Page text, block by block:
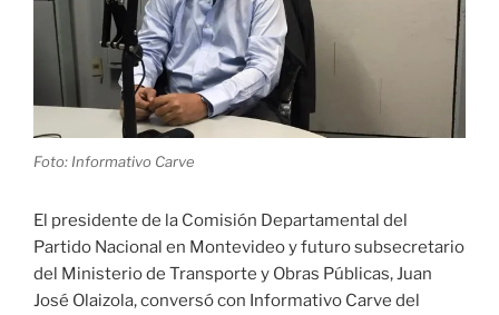
Foto: Informativo Carve
El presidente de la Comisión Departamental del
Partido Nacional en Montevideo y futuro subsecretario
del Ministerio de Transporte y Obras Públicas, Juan
José Olaizola, conversó con Informativo Carve del